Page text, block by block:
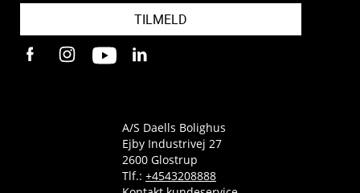
TILMELD
A/S Daells Bolighus
Ejby Industrivej 27
2600 Glostrup
Tlf.: +4543208888